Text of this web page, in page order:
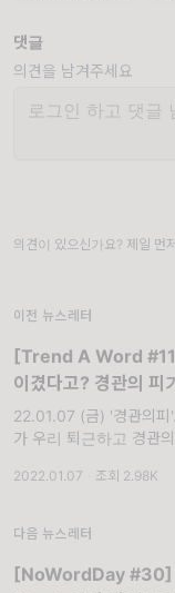
댓글
의견을 남겨주세요
의견이 있으신가요? 제일 먼
이전 뉴스레터
[Trend A Word
이겼다고? 경관의 피
며?
22.01.07 (금) '경관의피
가 우리 퇴근하고 경관
생각한다...! 경관의 피
2022.01.07 조회 2.98K
다음 뉴스레터
[NoWordDay #30]